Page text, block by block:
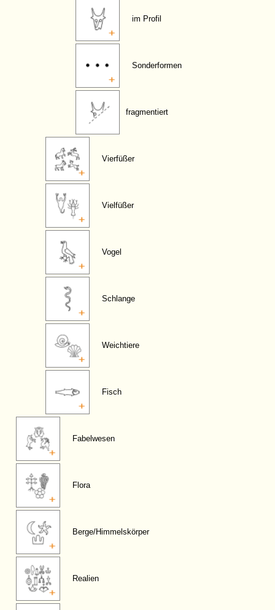
im Profil
Sonderformen
fragmentiert
Vierfüßer
Vielfüßer
Vogel
Schlange
Weichtiere
Fisch
Fabelwesen
Flora
Berge/Himmelskörper
Realien